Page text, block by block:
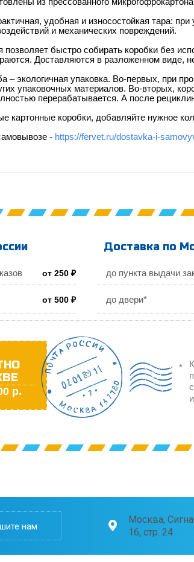
удобная и износостойкая тара:
и механических повреждений.
позволяет быстро собирать коробки без
Доставляются в разложенном виде,
– экологичная упаковка. Во-первых, при
упаковочных материалов. Во-вторых,
перерабатывается. А после
картонные коробки, добавляйте нужное
- https://fervet.ru/dostavka-i-
от 250 ₽
от 500 ₽
Доставка по
до пункта выдачи
до двери*
р.
нам
Москва,
16, стр. 24